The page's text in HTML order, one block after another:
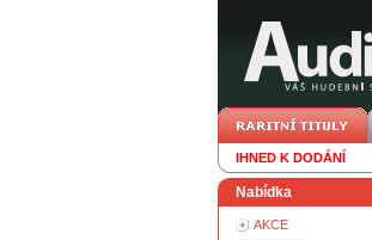
IHNED K DODÁNÍ
Nabídka
AKCE